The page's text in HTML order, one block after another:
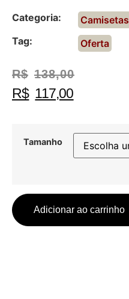
Categoria:
Camisetas
Tag:
Oferta
R$ 138,00
R$ 117,00
Tamanho
Adicionar ao carrinho